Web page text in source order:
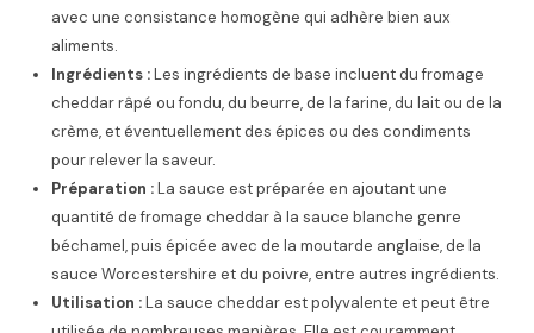
avec une consistance homogène qui adhère bien aux
aliments.
Ingrédients :Les ingrédients de base incluent du fromage
cheddar râpé ou fondu, du beurre, de la farine, du lait ou de la
crème, et éventuellement des épices ou des condiments
pour relever la saveur.
Préparation :La sauce est préparée en ajoutant une
quantité de fromage cheddar à la sauce blanche genre
béchamel, puis épicée avec de la moutarde anglaise, de la
sauce Worcestershire et du poivre, entre autres ingrédients.
Utilisation :La sauce cheddar est polyvalente et peut être